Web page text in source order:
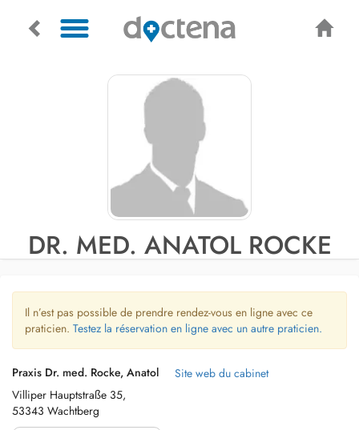
DR. MED. ANATOL ROCKE
Il n’est pas possible de prendre rendez-vous en ligne avec ce
praticien. Testez la réservation en ligne avec un autre praticien.
Praxis Dr. med. Rocke, Anatol
Villiper Hauptstraße 35,
53343 Wachtberg
Site web du cabinet